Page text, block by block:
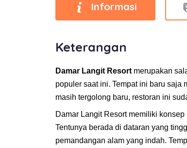
Informasi
Keterangan
Damar Langit Resort merupakan
populer saat ini. Tempat ini baru saja
masih tergolong baru, restoran ini
Damar Langit Resort memiliki
Tentunya berada di dataran yang
pemandangan alam yang indah.